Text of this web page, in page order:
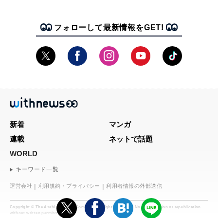
フォローして最新情報をGET!
Copyright © The Asahi Shimbun Company. All rights reserved. No reproduction or republication
without written permission.
新着
マンガ
連載
ネットで話題
WORLD
キーワード一覧
運営会社 利用規約・プライバシー 利用者情報の外部送信